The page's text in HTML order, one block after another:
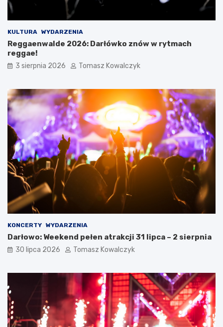
KULTURA WYDARZENIA
Reggaenwalde 2026: Darłówko znów w rytmach
reggae!
3 sierpnia 2026 Tomasz Kowalczyk
KONCERTY WYDARZENIA
Darłowo: Weekend pełen atrakcji 31 lipca – 2 sierpnia
30 lipca 2026 Tomasz Kowalczyk